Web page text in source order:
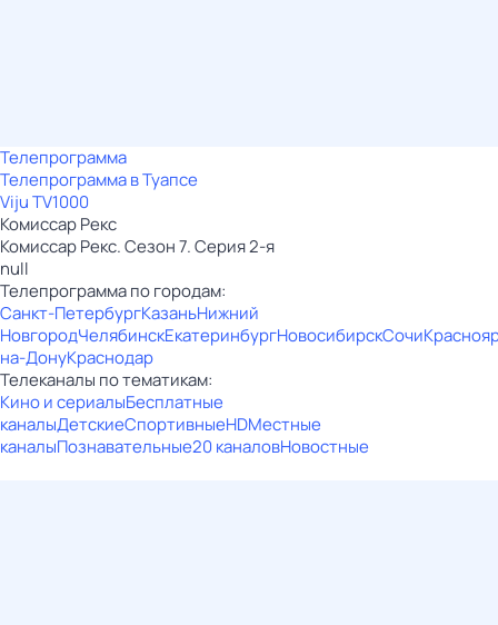
Телепрограмма
Телепрограмма в Туапсе
Viju TV1000
Комиссар Рекс
Комиссар Рекс. Сезон 7. Серия 2-я
null
Телепрограмма по городам:
Санкт-ПетербургКазаньНижний
НовгородЧелябинскЕкатеринбургНовосибирскСочи
на-ДонуКраснодар
Телеканалы по тематикам:
Кино и сериалыБесплатные
каналыДетскиеСпортивныеHDМестные
каналыПознавательные20 каналовНовостные